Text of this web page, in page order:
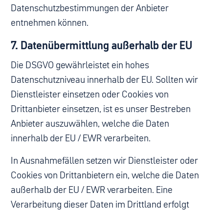
Datenschutzbestimmungen der Anbieter
entnehmen können.
7. Datenübermittlung außerhalb der EU
Die DSGVO gewährleistet ein hohes
Datenschutzniveau innerhalb der EU. Sollten wir
Dienstleister einsetzen oder Cookies von
Drittanbieter einsetzen, ist es unser Bestreben
Anbieter auszuwählen, welche die Daten
innerhalb der EU / EWR verarbeiten.
In Ausnahmefällen setzen wir Dienstleister oder
Cookies von Drittanbietern ein, welche die Daten
außerhalb der EU / EWR verarbeiten. Eine
Verarbeitung dieser Daten im Drittland erfolgt